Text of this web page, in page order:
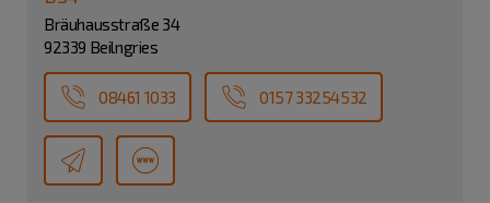
Bräuhausstraße 34
92339 Beilngries
08461 1033 0157 33254532